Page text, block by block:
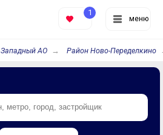
меню
1
Западный АО Район Ново-Переделкино